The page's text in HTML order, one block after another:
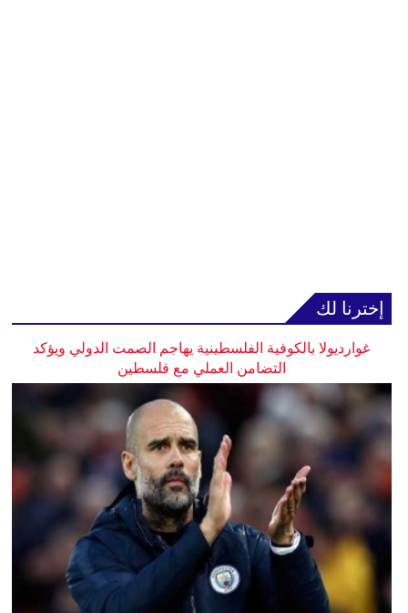
إخترنا لك
غوارديولا بالكوفية الفلسطينية يهاجم الصمت الدولي ويؤكد
التضامن العملي مع فلسطين